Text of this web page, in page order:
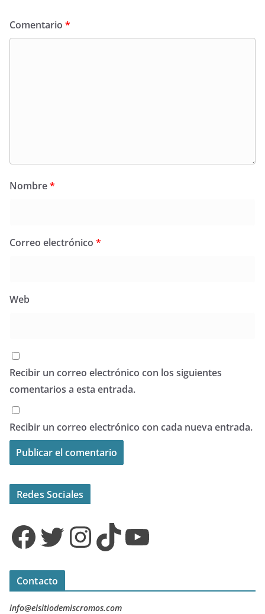
Comentario *
Nombre*
Correo electrónico *
Web
Recibir un correo electrónico con los siguientes
comentarios a esta entrada.
Recibir un correo electrónico con cada nueva entrada.
Redes Sociales
Facebook Twitter InstagramTikTok YouTube
Contacto
info@elsitiodemiscromos.com